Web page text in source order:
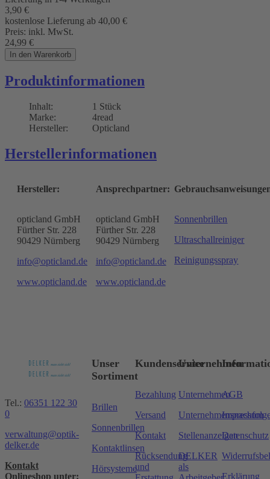
3,90 €
kostenlose Lieferung ab 40,00 €
Preis: inkl. MwSt.
24,99 €
In den Warenkorb
Produktinformationen
Inhalt:
1 Stück
Marke:
4read
Hersteller:
Opticland
Herstellerinformationen
Hersteller:
opticland GmbH
Fürther Str. 228
90429 Nürnberg
info@opticland.de
www.opticland.de
Ansprechpartner:
opticland GmbH
Fürther Str. 228
90429 Nürnberg
info@opticland.de
www.opticland.de
Sonnenbrillen
Ultraschallreiniger
Reinigungsspray
Tel.: 06351 122 30
0
verwaltung@optik-
delker.de
Kontakt
Onlineshop unter:
Unser
Sortiment
Brillen
Sonnenbrillen
Kontaktlinsen
Hörsysteme
Kundenservice
Bezahlung
Versand
Kontakt
Rücksendung
und
Unternehmen
Unternehmen
Stellenanzeigen
DELKER
als
AGB
Impressum
Datenschutz
Erklärung